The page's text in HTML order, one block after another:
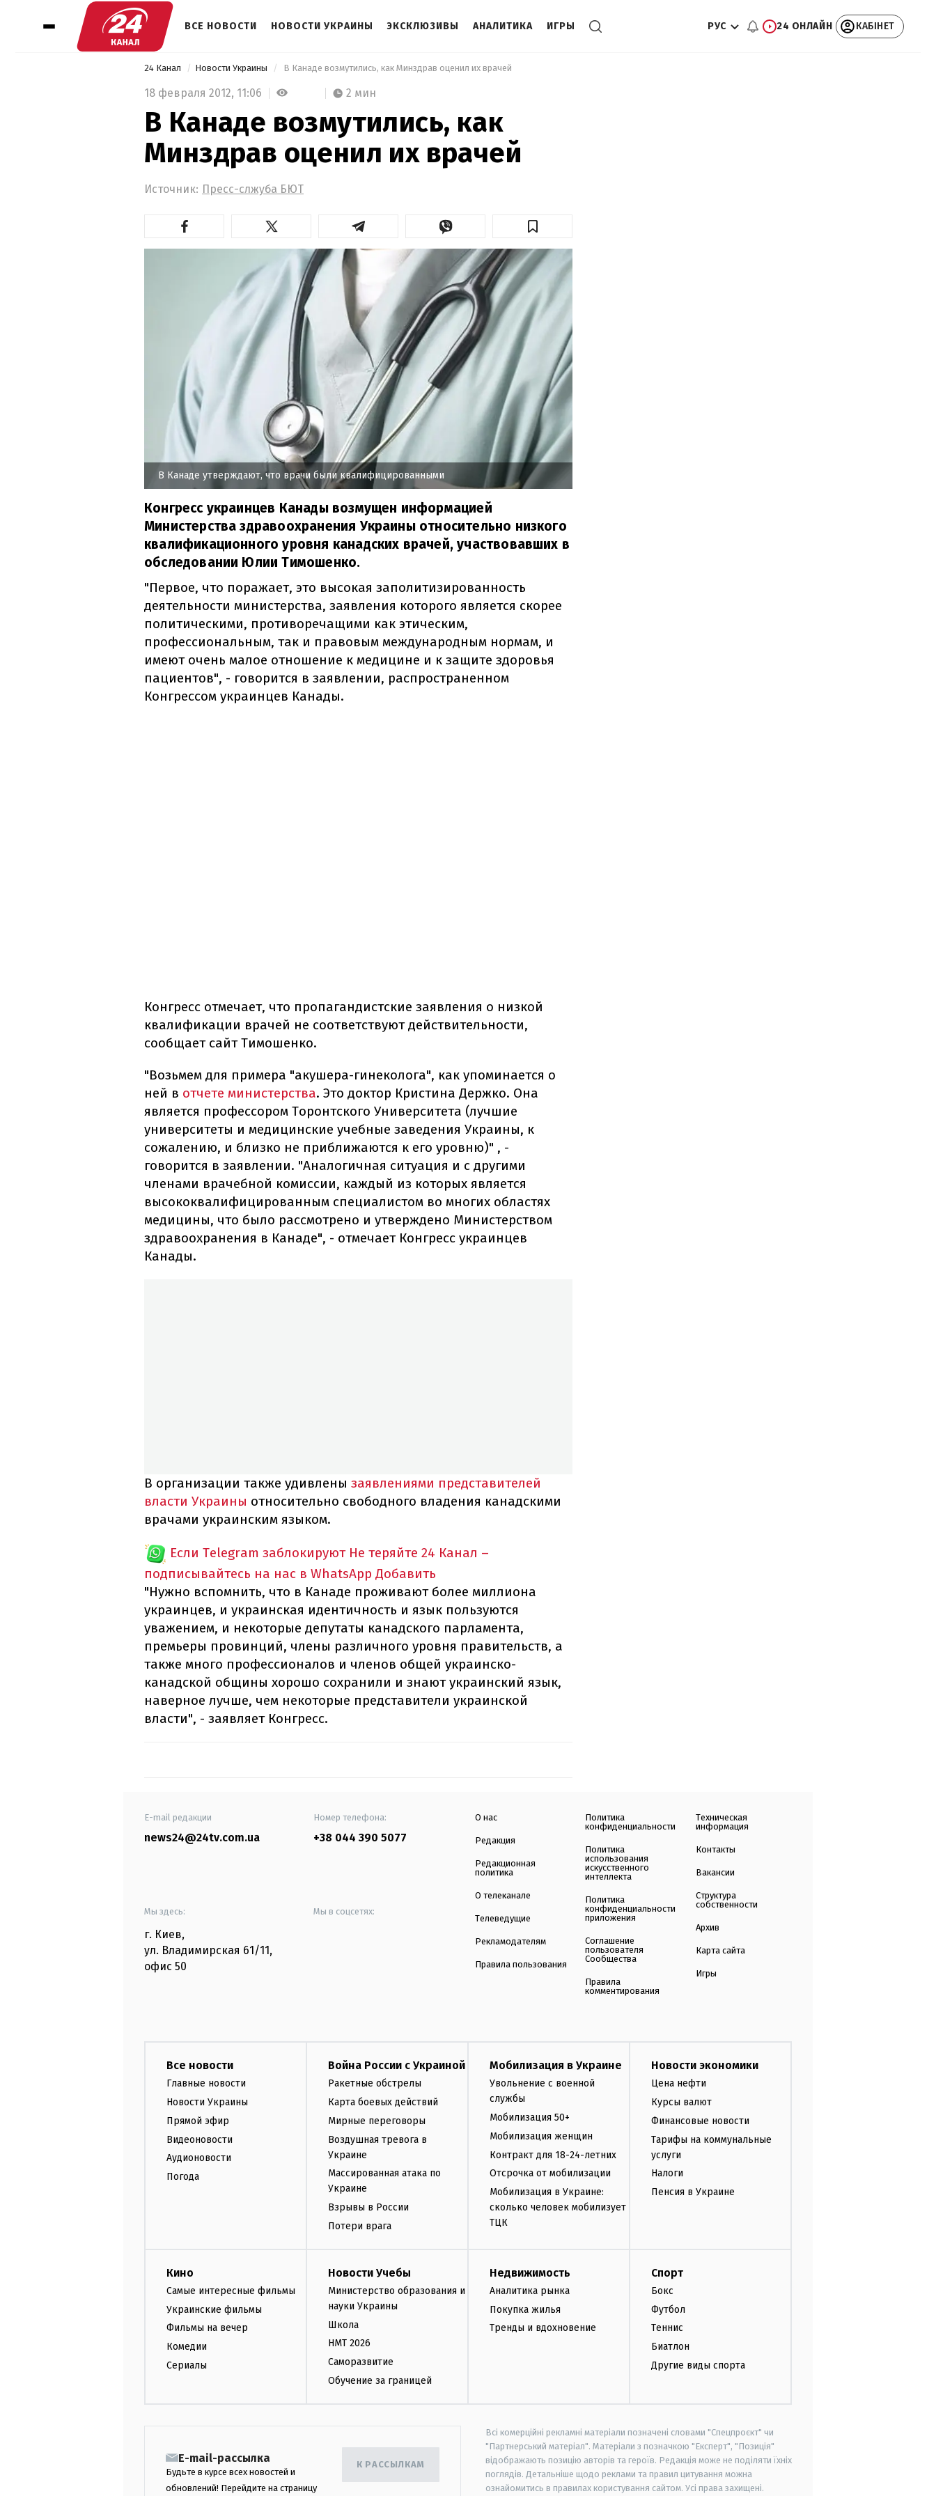
ВСЕ НОВОСТИ НОВОСТИ УКРАИНЫ ЭКСКЛЮЗИВЫ АНАЛИТИКА ИГРЫ РУС 24 ОНЛАЙН КАБІНЕТ
24 Канал Новости Украины В Канаде возмутились, как Минздрав оценил их врачей
18 февраля 2012, 11:06 2 мин
В Канаде возмутились, как
Минздрав оценил их врачей
Источник: Пресс-слжуба БЮТ
В Канаде утверждают, что врачи были квалифицированными
Конгресс украинцев Канады возмущен информацией
Министерства здравоохранения Украины относительно низкого
квалификационного уровня канадских врачей, участвовавших в
обследовании Юлии Тимошенко.
"Первое, что поражает, это высокая заполитизированность
деятельности министерства, заявления которого является скорее
политическими, противоречащими как этическим,
профессиональным, так и правовым международным нормам, и
имеют очень малое отношение к медицине и к защите здоровья
пациентов", - говорится в заявлении, распространенном
Конгрессом украинцев Канады.
Конгресс отмечает, что пропагандистские заявления о низкой
квалификации врачей не соответствуют действительности,
сообщает сайт Тимошенко.
"Возьмем для примера "акушера-гинеколога", как упоминается о
ней в отчете министерства. Это доктор Кристина Держко. Она
является профессором Торонтского Университета (лучшие
университеты и медицинские учебные заведения Украины, к
сожалению, и близко не приближаются к его уровню)" , -
говорится в заявлении. "Аналогичная ситуация и с другими
членами врачебной комиссии, каждый из которых является
высококвалифицированным специалистом во многих областях
медицины, что было рассмотрено и утверждено Министерством
здравоохранения в Канаде", - отмечает Конгресс украинцев
Канады.
В организации также удивлены заявлениями представителей
власти Украины относительно свободного владения канадскими
врачами украинским языком.
Если Telegram заблокируют Не теряйте 24 Канал –
подписывайтесь на нас в WhatsApp Добавить
"Нужно вспомнить, что в Канаде проживают более миллиона
украинцев, и украинская идентичность и язык пользуются
уважением, и некоторые депутаты канадского парламента,
премьеры провинций, члены различного уровня правительств, а
также много профессионалов и членов общей украинско-
канадской общины хорошо сохранили и знают украинский язык,
наверное лучше, чем некоторые представители украинской
власти", - заявляет Конгресс.
E-mail редакции
news24@24tv.com.ua
Номер телефона:
+38 044 390 5077
Мы здесь:
г. Киев,
ул. Владимирская 61/11,
офис 50
Мы в соцсетях:
О нас
Редакция
Редакционная
политика
О телеканале
Телеведущие
Рекламодателям
Правила пользования
Политика
конфиденциальности
Политика
использования
искусственного
интеллекта
Политика
конфиденциальности
приложения
Соглашение
пользователя
Сообщества
Правила
комментирования
Техническая
информация
Контакты
Вакансии
Структура
собственности
Архив
Карта сайта
Игры
Все новости
Главные новости
Новости Украины
Прямой эфир
Видеоновости
Аудионовости
Погода
Война России с Украиной
Ракетные обстрелы
Карта боевых действий
Мирные переговоры
Воздушная тревога в
Украине
Массированная атака по
Украине
Взрывы в России
Потери врага
Мобилизация в Украине
Увольнение с военной
службы
Мобилизация 50+
Мобилизация женщин
Контракт для 18-24-летних
Отсрочка от мобилизации
Мобилизация в Украине:
сколько человек мобилизует
ТЦК
Новости экономики
Цена нефти
Курсы валют
Финансовые новости
Тарифы на коммунальные
услуги
Налоги
Пенсия в Украине
Кино
Самые интересные фильмы
Украинские фильмы
Фильмы на вечер
Комедии
Сериалы
Новости Учебы
Министерство образования и
науки Украины
Школа
НМТ 2026
Саморазвитие
Обучение за границей
Недвижимость
Аналитика рынка
Покупка жилья
Тренды и вдохновение
Спорт
Бокс
Футбол
Теннис
Биатлон
Другие виды спорта
E-mail-рассылка
Будьте в курсе всех новостей и
обновлений! Перейдите на страницу
К РАССЫЛКАМ
Всі комерційні рекламні матеріали позначені словами "Спецпроєкт" чи
"Партнерський матеріал". Матеріали з позначкою "Експерт", "Позиція"
відображають позицію авторів та героїв. Редакція може не поділяти їхніх
поглядів. Детальніше щодо реклами та правил цитування можна
ознайомитись в правилах користування сайтом. Усі права захищені.